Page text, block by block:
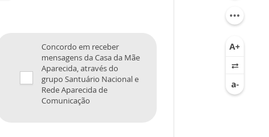
Concordo em receber
mensagens da Casa da Mãe
Aparecida, através do
grupo Santuário Nacional e
Rede Aparecida de
Comunicação